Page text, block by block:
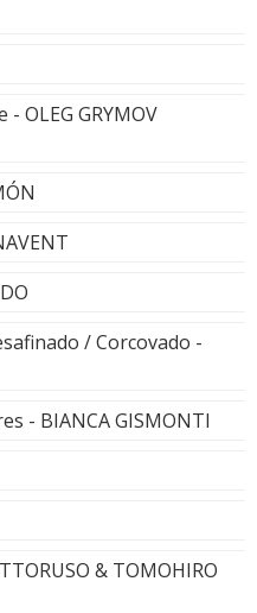
OLEG GRYMOV
/ Corcovado -
- BIANCA GISMONTI
& TOMOHIRO